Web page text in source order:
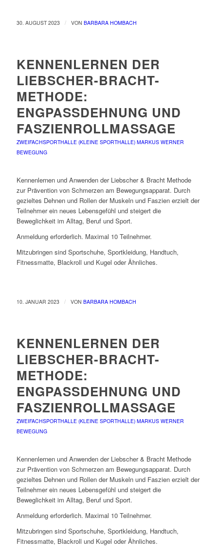
30. AUGUST 2023 / VON BARBARA HOMBACH
KENNENLERNEN DER
LIEBSCHER-BRACHT-
METHODE:
ENGPASSDEHNUNG UND
FASZIENROLLMASSAGE
ZWEIFACHSPORTHALLE (KLEINE SPORTHALLE) MARKUS WERNER
BEWEGUNG
Kennenlernen und Anwenden der Liebscher & Bracht Methode
zur Prävention von Schmerzen am Bewegungsapparat. Durch
gezieltes Dehnen und Rollen der Muskeln und Faszien erzielt der
Teilnehmer ein neues Lebensgefühl und steigert die
Beweglichkeit im Alltag, Beruf und Sport.
Anmeldung erforderlich. Maximal 10 Teilnehmer.
Mitzubringen sind Sportschuhe, Sportkleidung, Handtuch,
Fitnessmatte, Blackroll und Kugel oder Ähnliches.
10. JANUAR 2023 / VON BARBARA HOMBACH
KENNENLERNEN DER
LIEBSCHER-BRACHT-
METHODE:
ENGPASSDEHNUNG UND
FASZIENROLLMASSAGE
ZWEIFACHSPORTHALLE (KLEINE SPORTHALLE) MARKUS WERNER
BEWEGUNG
Kennenlernen und Anwenden der Liebscher & Bracht Methode
zur Prävention von Schmerzen am Bewegungsapparat. Durch
gezieltes Dehnen und Rollen der Muskeln und Faszien erzielt der
Teilnehmer ein neues Lebensgefühl und steigert die
Beweglichkeit im Alltag, Beruf und Sport.
Anmeldung erforderlich. Maximal 10 Teilnehmer.
Mitzubringen sind Sportschuhe, Sportkleidung, Handtuch,
Fitnessmatte, Blackroll und Kugel oder Ähnliches.